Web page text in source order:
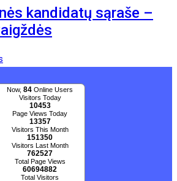
kandidatų sąraše –
Now, 84 Online Users
Visitors Today
10453
Page Views Today
13357
Visitors This Month
151350
Visitors Last Month
762527
Total Page Views
60694882
Total Visitors